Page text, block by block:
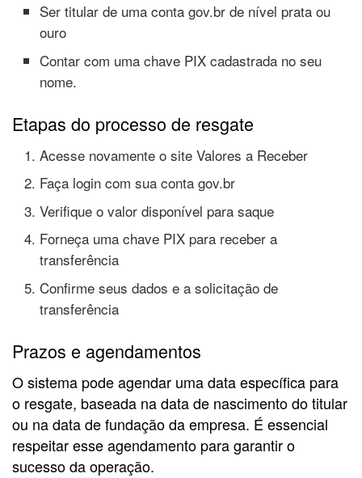
Ser titular de uma conta gov.br de nível prata ou
ouro
Contar com uma chave PIX cadastrada no seu
nome.
Etapas do processo de resgate
Acesse novamente o site Valores a Receber
Faça login com sua conta gov.br
Verifique o valor disponível para saque
Forneça uma chave PIX para receber a
transferência
Confirme seus dados e a solicitação de
transferência
Prazos e agendamentos
O sistema pode agendar uma data específica para
o resgate, baseada na data de nascimento do titular
ou na data de fundação da empresa. É essencial
respeitar esse agendamento para garantir o
sucesso da operação.